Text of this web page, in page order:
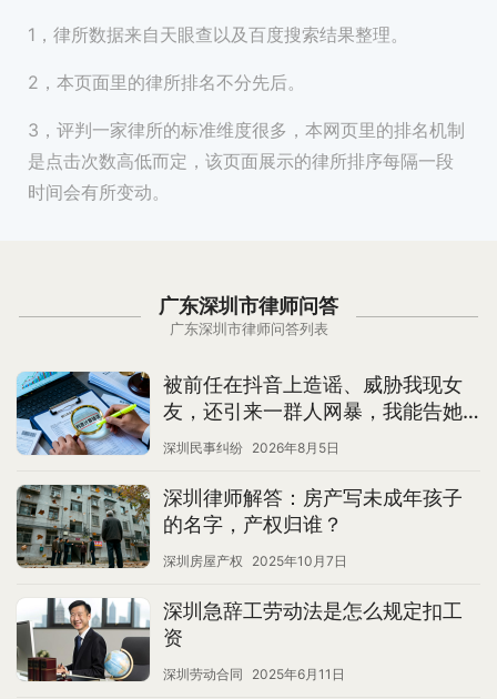
1，律所数据来自天眼查以及百度搜索结果整理。
2，本页面里的律所排名不分先后。
3，评判一家律所的标准维度很多，本网页里的排名机制
是点击次数高低而定，该页面展示的律所排序每隔一段
时间会有所变动。
广东深圳市律师问答
广东深圳市律师问答列表
被前任在抖音上造谣、威胁我现女
友，还引来一群人网暴，我能告她
名誉侵权吗？
深圳民事纠纷 2026年8月5日
深圳律师解答：房产写未成年孩子
的名字，产权归谁？
深圳房屋产权 2025年10月7日
深圳急辞工劳动法是怎么规定扣工
资
深圳劳动合同 2025年6月11日